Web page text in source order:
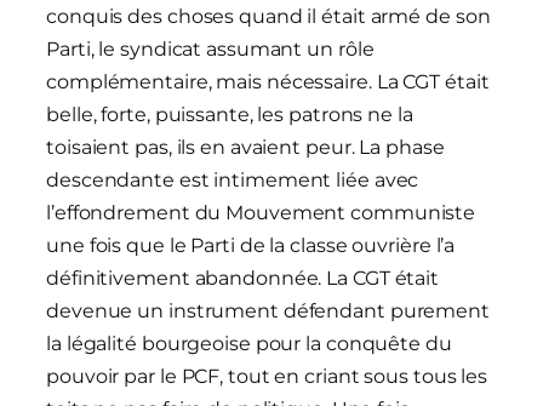
conquis des choses quand il était armé de son
Parti, le syndicat assumant un rôle
complémentaire, mais nécessaire. La CGT était
belle, forte, puissante, les patrons ne la
toisaient pas, ils en avaient peur. La phase
descendante est intimement liée avec
l’effondrement du Mouvement communiste
une fois que le Parti de la classe ouvrière l’a
définitivement abandonnée. La CGT était
devenue un instrument défendant purement
la légalité bourgeoise pour la conquête du
pouvoir par le PCF, tout en criant sous tous les